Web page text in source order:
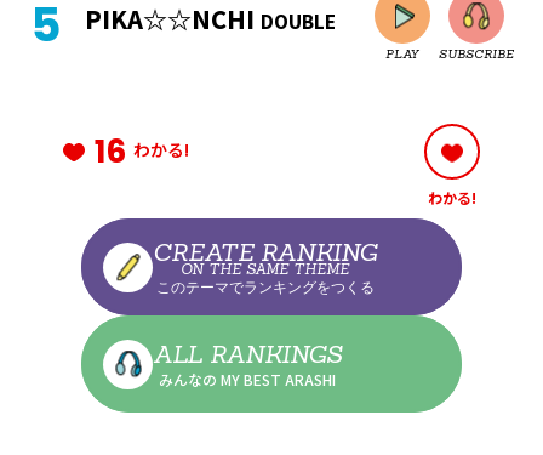
CLOSE
PIKA☆☆NCHI DOUBLE
PLAY SUBSCRIBE
CLOSE
16 わかる!
わかる!
CREATE RANKING
ON THE SAME THEME
このテーマでランキングをつくる
ALL RANKINGS
みんなの MY BEST ARASHI